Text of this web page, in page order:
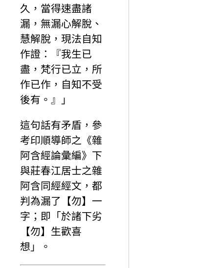
久，當得速盡諸
漏，無漏心解脫、
慧解脫，現法自知
作證：『我生已
盡，梵行已立，所
作已作，自知不受
後有。』」
這句話有矛盾，參
考印順導師之《雜
阿含經論彙編》下
與莊春江居士之雜
阿含同經經文，都
判為漏了【勿】一
字；即「於諸下劣
【勿】生歡喜
想」。